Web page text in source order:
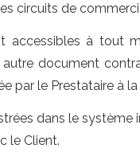
circuits de
accessibles à tout
document
par le Prestataire à
dans le
le Client.